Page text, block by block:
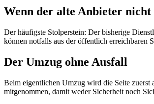
Wenn der alte Anbieter
Der häufigste Stolperstein: Der bisherige
können notfalls aus der öffentlich erreichbaren
Der Umzug ohne Ausfall
Beim eigentlichen Umzug wird die Seite zuerst
mitgenommen, damit weder Sicherheit noch